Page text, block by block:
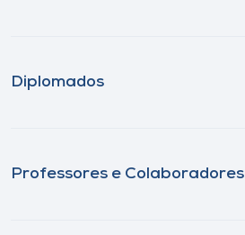
Diplomados
Professores e Colaboradores